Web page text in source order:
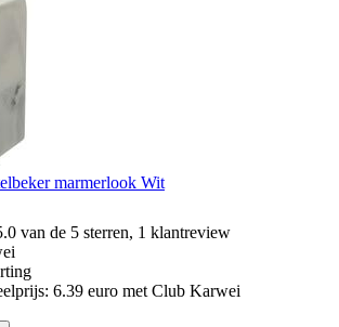
marmerlook Wit
van de 5 sterren, 1 klantreview
6.39 euro met Club Karwei